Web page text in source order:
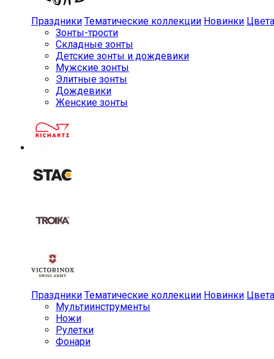
Праздники Тематические коллекции Новинки Цвета
Зонты-трости
Складные зонты
Детские зонты и дождевики
Мужские зонты
Элитные зонты
Дождевики
Женские зонты
Праздники Тематические коллекции Новинки Цвета
Мульти­инструменты
Ножи
Рулетки
Фонари